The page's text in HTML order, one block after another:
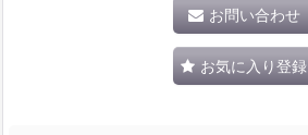
お問い合わせ
お気に入り登録